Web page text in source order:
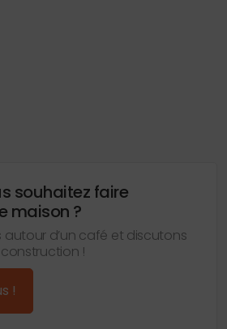
souhaitez faire
maison ?
d’un café et discutons
!
!